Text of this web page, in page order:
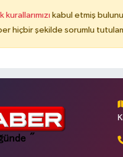
kurallarımızı kabul etmiş
hiçbir şekilde sorumlu